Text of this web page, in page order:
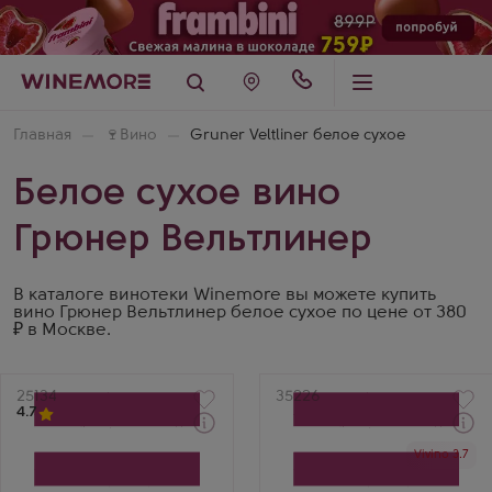
Главная 🍷 Вино Gruner Veltliner белое сухое
Белое сухое вино
Грюнер Вельтлинер
В каталоге винотеки Winemore вы можете купить
вино Грюнер Вельтлинер белое сухое по цене от 380
₽ в Москве.
Артикул
25134
4.7
Артикул
35226
Vivino 3.7